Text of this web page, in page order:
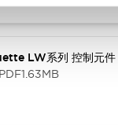
LW系列 控制元件
1.63MB